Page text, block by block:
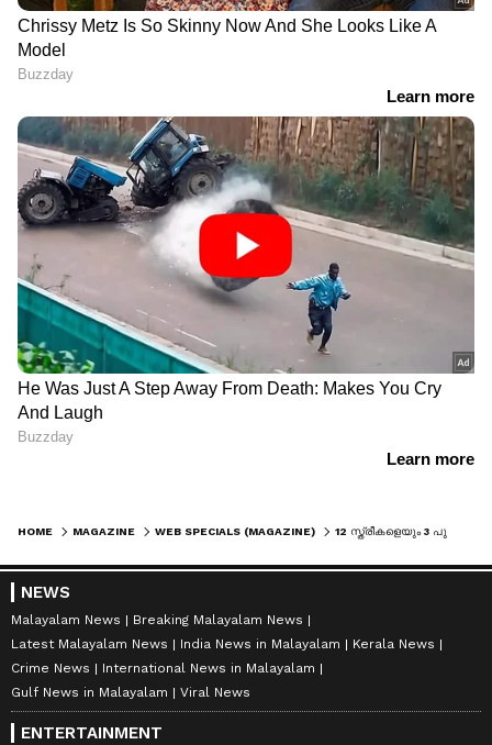
HOME MAGAZINE WEB SPECIALS (MAGAZINE)
NEWS
Malayalam News
Breaking Malayalam News
Latest Malayalam News
India News in Malayalam
Kerala News
Crime News
International News in Malayalam
Gulf News in Malayalam
Viral News
ENTERTAINMENT